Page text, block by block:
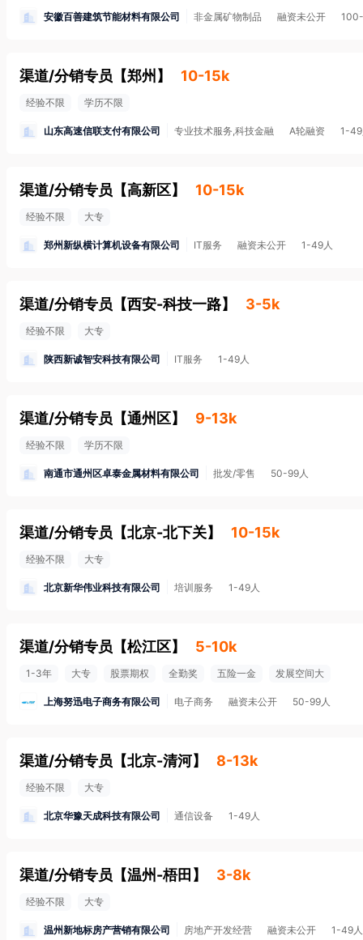
安徽百善建筑节能材料有限公司 非金属矿物制品 融资未公开
渠道/分销专员 【郑州 】 10-15k
经验不限 学历不限
山东高速信联支付有限公司 专业技术服务,科技金融 A轮融资 1-
渠道/分销专员 【高新区】 10-15k
经验不限 大专
郑州新纵横计算机设备有限公司 IT服务 融资未公开 1-49人
渠道/分销专员 【西安-科技一路】 3-5k
经验不限 大专
陕西新诚智安科技有限公司 IT服务 1-49人
渠道/分销专员 【通州区】 9-13k
经验不限 学历不限
南通市通州区卓泰金属材料有限公司 批发/零售 50-99人
渠道/分销专员 【北京-北下关】 10-15k
经验不限 大专
北京新华伟业科技有限公司 培训服务 1-49人
渠道/分销专员 【松江区】 5-10k
1-3年 大专 股票期权 全勤奖 五险一金 发展空间大
上海努迅电子商务有限公司 电子商务 融资未公开 50-99人
渠道/分销专员 【北京-清河】 8-13k
经验不限 大专
北京华豫天成科技有限公司 通信设备 1-49人
渠道/分销专员 【温州-梧田 】 3-8k
经验不限 大专
温州新地标房产营销有限公司 房地产开发经营 融资未公开 1-49人